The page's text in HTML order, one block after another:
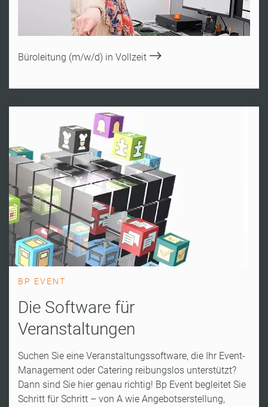
Büroleitung (m/w/d) in Vollzeit
BP EVENT
Die Software für
Veranstaltungen
Suchen Sie eine Veranstaltungssoftware, die Ihr Event-
Management oder Catering reibungslos unterstützt?
Dann sind Sie hier genau richtig! Bp Event begleitet Sie
Schritt für Schritt – von A wie Angebotserstellung,